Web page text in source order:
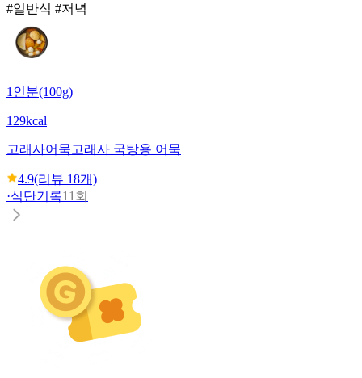
#일반식 #저녁
1인분(100g)
129kcal
고래사어묵고래사 국탕용 어묵
4.9(리뷰 18개)
·식단기록11회